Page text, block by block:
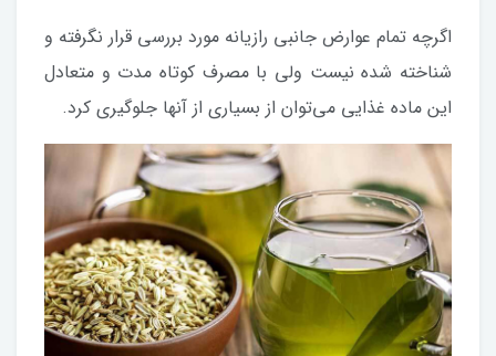
اگرچه تمام عوارض جانبی رازیانه مورد بررسی قرار نگرفته و
شناخته شده نیست ولی با مصرف کوتاه مدت و متعادل
این ماده غذایی می‌توان از بسیاری از آنها جلوگیری کرد.